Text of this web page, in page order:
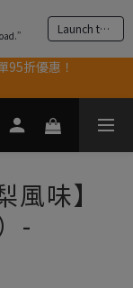
Launch the app
金回饋
95折優惠！
贈品牌毛巾
金回饋
味】
-